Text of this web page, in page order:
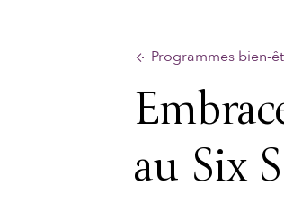
Programmes bien-
au Six